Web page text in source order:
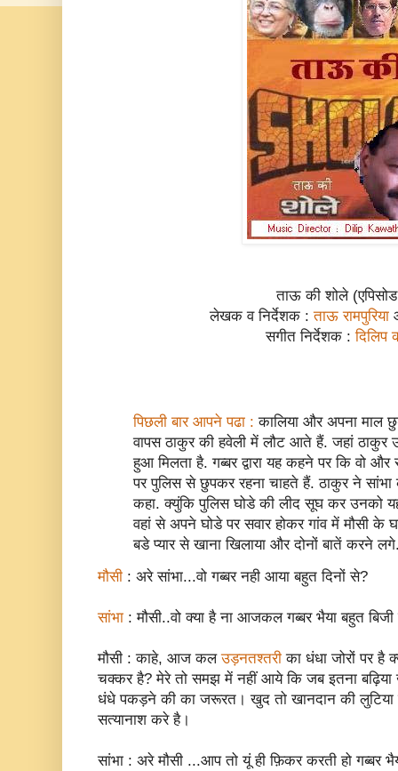
ताऊ की शोले
लेखक व निर्देशक :ताऊ रामपुरिया
सगीत निर्देशक :दिलिप
पिछली बार आपने पढा : कालिया और अपना माल
वापस ठाकुर की हवेली में लौट आते हैं. जहां ठाकुर
हुआ मिलता है. गब्बर द्वारा यह कहने पर कि वो और
पर पुलिस से छुपकर रहना चाहते हैं. ठाकुर ने
कहा. क्युंकि पुलिस घोडे की लीद सूघ कर उनको
वहां से अपने घोडे पर सवार होकर गांव में मौसी के
बडे प्यार से खाना खिलाया और दोनों बातें करने
मौसी : अरे सांभा...वो गब्बर नही आया बहुत दिनों से?
सांभा : मौसी..वो क्या है ना आजकल गब्बर भैया बहुत
मौसी : काहे, आज कलउड़नतश्तरी का धंधा जोरों पर है
चक्कर है? मेरे तो समझ में नहीं आये कि जब इतना बढ़िया
धंधे पकड़ने की का जरूरत। खुद तो खानदान की लुटिया
सत्यानाश करे है।
सांभा : अरे मौसी ...आप तो यूं ही फ़िकर करती हो गब्बर